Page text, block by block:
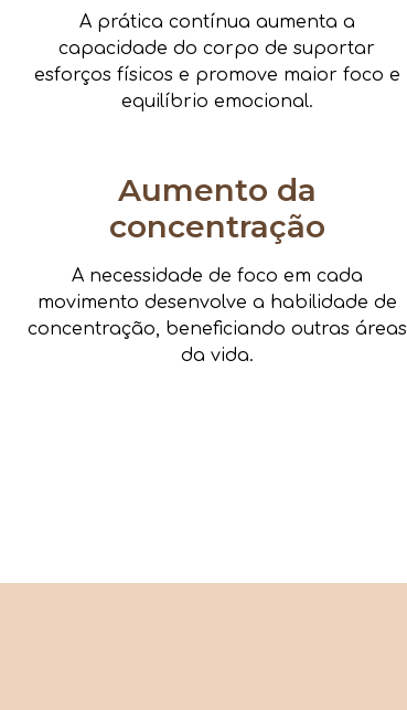
A prática contínua aumenta a
capacidade do corpo de suportar
esforços físicos e promove maior foco e
equilíbrio emocional.
Aumento da
concentração
A necessidade de foco em cada
movimento desenvolve a habilidade de
concentração, beneficiando outras áreas
da vida.